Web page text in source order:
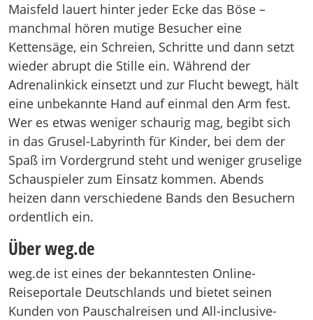
Maisfeld lauert hinter jeder Ecke das Böse –
manchmal hören mutige Besucher eine
Kettensäge, ein Schreien, Schritte und dann setzt
wieder abrupt die Stille ein. Während der
Adrenalinkick einsetzt und zur Flucht bewegt, hält
eine unbekannte Hand auf einmal den Arm fest.
Wer es etwas weniger schaurig mag, begibt sich
in das Grusel-Labyrinth für Kinder, bei dem der
Spaß im Vordergrund steht und weniger gruselige
Schauspieler zum Einsatz kommen. Abends
heizen dann verschiedene Bands den Besuchern
ordentlich ein.
Über weg.de
weg.de ist eines der bekanntesten Online-
Reiseportale Deutschlands und bietet seinen
Kunden von Pauschalreisen und All-inclusive-